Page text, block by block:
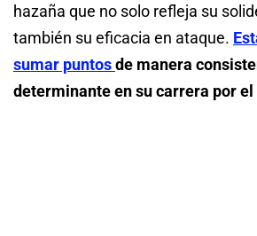
hazaña que no solo refleja su
también su eficacia en ataque.
sumar puntosde manera
determinante en su carrera por el